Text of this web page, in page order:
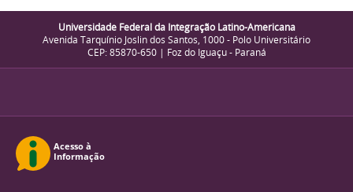
Universidade Federal da Integração Latino-Americana
Avenida Tarquínio Joslin dos Santos, 1000 - Polo Universitário
CEP: 85870-650 | Foz do Iguaçu - Paraná